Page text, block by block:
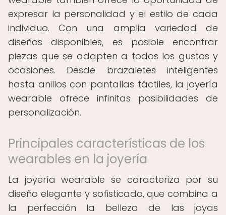
expresar la personalidad y el estilo de cada
individuo. Con una amplia variedad de
diseños disponibles, es posible encontrar
piezas que se adapten a todos los gustos y
ocasiones. Desde brazaletes inteligentes
hasta anillos con pantallas táctiles, la joyería
wearable ofrece infinitas posibilidades de
personalización.
Principales características de los
wearables en la joyería
La joyería wearable se caracteriza por su
diseño elegante y sofisticado, que combina a
la perfección la belleza de las joyas